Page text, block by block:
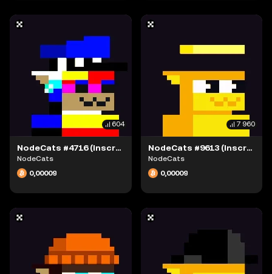
604
NodeCats #4716 (Inscription #63869439)
NodeCats
0,00009
7 960
NodeCats #9613 (Inscription #63869430)
NodeCats
0,00009